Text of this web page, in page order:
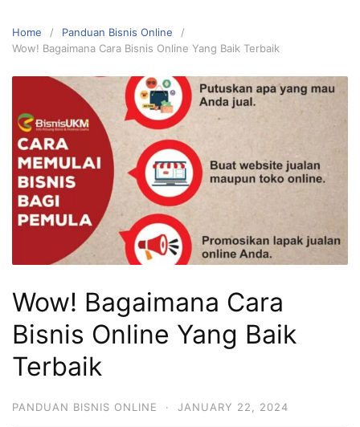
Home
Panduan Bisnis Online
Wow! Bagaimana Cara Bisnis Online Yang Baik Terbaik
Wow! Bagaimana Cara
Bisnis Online Yang Baik
Terbaik
PANDUAN BISNIS ONLINE · JANUARY 22, 2024